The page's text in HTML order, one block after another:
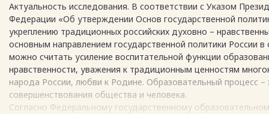
каждого на свете свой родимый уголок» по
дошкольников…………………………………………………………28
Вывод по главе II……………………………………………………………….40
Заключение……………………………………………………………………...43
Список использованной
Приложения……………………………………………………………………..54
Весь текст будет доступенпосле покупки
Актуальность исследования. В соответствии с Указом
Федерации «Об утверждении Основ государственной
укреплению традиционных российских духовно –
основным направлением государственной политики России
можно считать усиление воспитательной функции
нравственности, уважения к традиционным ценностям
народа России, любви к Родине. Образовательный процесс –
совершенствования общества и человека.
Согласно Федеральному государственному